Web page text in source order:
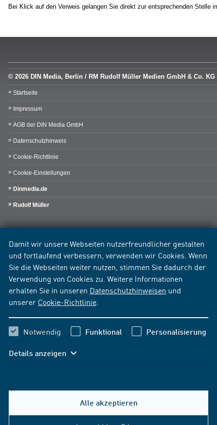
Damit wir unsere Webseiten nutzerfreundlicher gestalten
und fortlaufend verbessern, verwenden wir Cookies. Wenn
Sie die Webseiten weiter nutzen, stimmen Sie dadurch der
Verwendung von Cookies zu. Weitere Informationen
erhalten Sie in unseren Datenschutzhinweisen und
unserer Cookie-Richtlinie
Notwendig Funktional Personalisierung
Details anzeigen
Alle akzeptieren
Bei Klick auf den Verweis gelangen Sie direkt zur entsprechenden Stelle
© 2026 DIN Media, Berlin / RM Rudolf Müller Medien GmbH & Co. KG
Startseite
Impressum
AGB der DIN Media GmbH
Datenschutzhinweis
Cookie-Richtlinie
Cookie-Einstellungen
Dinmedia.de
Rudolf Müller
Hilfe & Kontakt